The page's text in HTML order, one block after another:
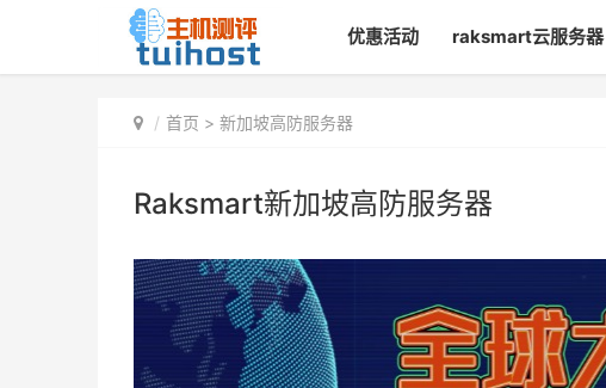
优惠活动 raksmart云服务器
首页 > 新加坡高防服务器
Raksmart新加坡高防服务器